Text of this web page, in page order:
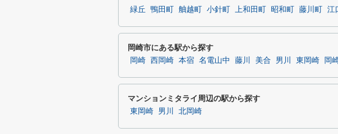
緑丘
鴨田町 舳越町 小針町 上和田町 昭和町 藤川町 江
岡崎市にある駅から探す
岡崎 西岡崎 本宿 名電山中 藤川 美合 男川 東岡崎 岡
マンションミタライ周辺の駅から探す
東岡崎 男川 北岡崎